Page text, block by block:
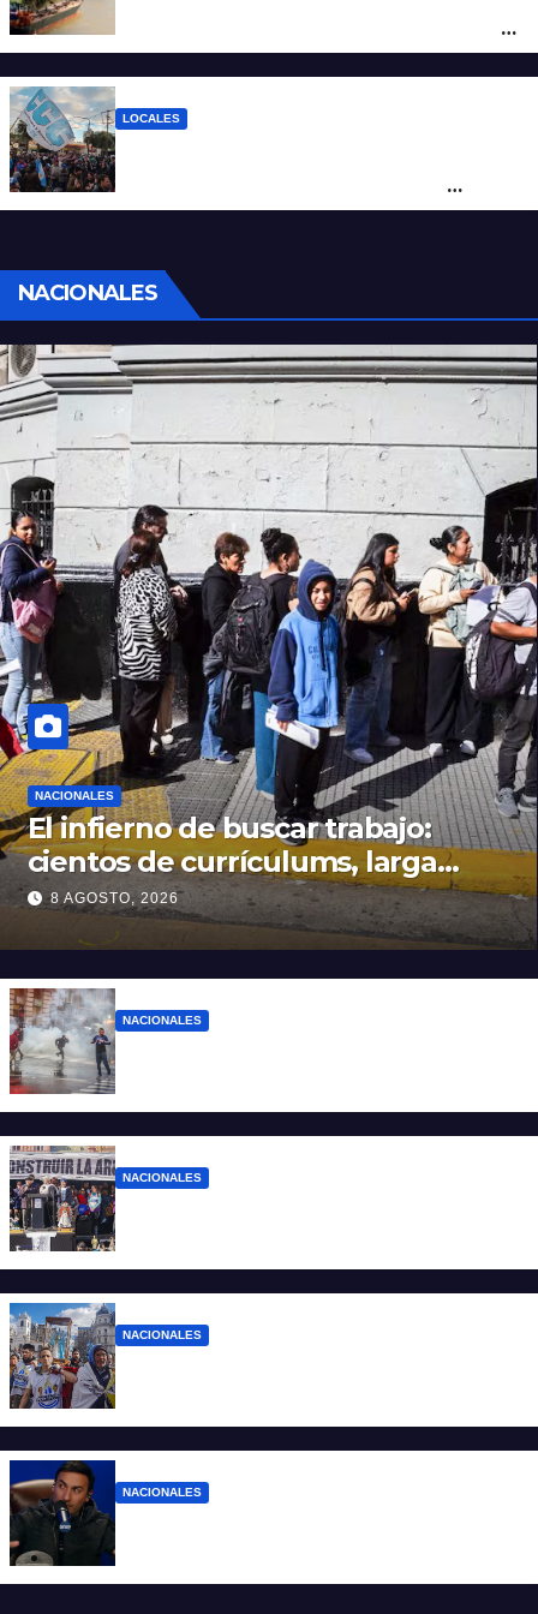
posicionar los puertos del sur de Santa Fe
como salida para las exportaciones
LOCALES
sociales y sindicales
NACIONALES
NACIONALES
El infierno de buscar trabajo:
cientos de currículums, larga
espera y menos puestos
registrados
8 AGOSTO, 2026
NACIONALES
NACIONALES
NACIONALES
NACIONALES